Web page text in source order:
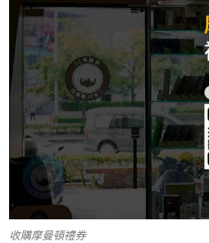
收購摩曼頓禮券